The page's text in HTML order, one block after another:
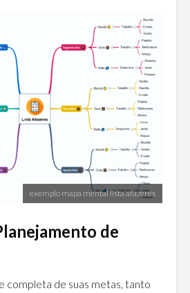
exemplo mapa mental lista afazeres
de
completa de suas metas, tanto